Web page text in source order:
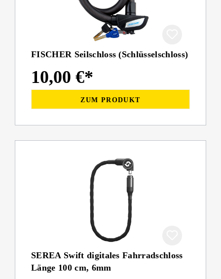
FISCHER Seilschloss (Schlüsselschloss)
10,00 €*
ZUM PRODUKT
SEREA Swift digitales Fahrradschloss
Länge 100 cm, 6mm